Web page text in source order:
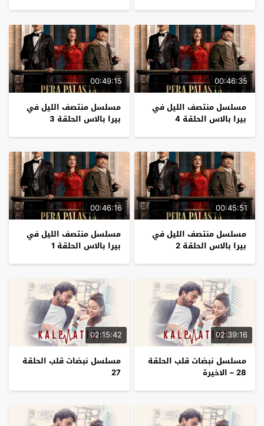
00:46:35
مسلسل منتصف الليل في
بيرا بالاس الحلقة 4
00:49:15
مسلسل منتصف الليل في
بيرا بالاس الحلقة 3
00:45:51
مسلسل منتصف الليل في
بيرا بالاس الحلقة 2
00:46:16
مسلسل منتصف الليل في
بيرا بالاس الحلقة 1
02:39:16
مسلسل نبضات قلب الحلقة
28 – الاخيرة
02:15:42
مسلسل نبضات قلب الحلقة
27